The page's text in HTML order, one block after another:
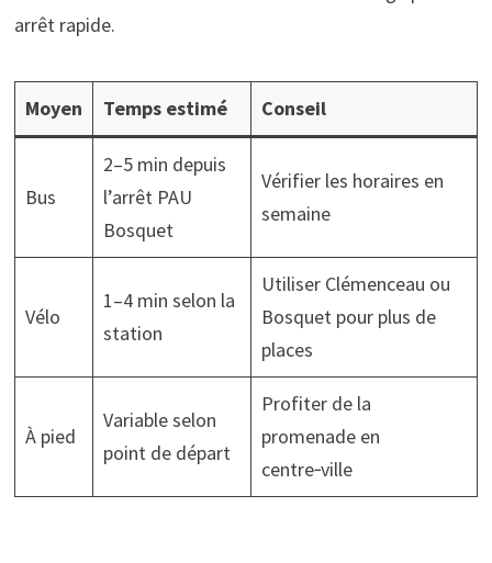
arrêt rapide.
Moyen Temps estimé Conseil
Bus
2–5 min depuis
l’arrêt PAU
Bosquet
Vérifier les horaires en
semaine
Vélo
1–4 min selon la
station
Utiliser Clémenceau ou
Bosquet pour plus de
places
À pied
Variable selon
point de départ
Profiter de la
promenade en
centre‑ville